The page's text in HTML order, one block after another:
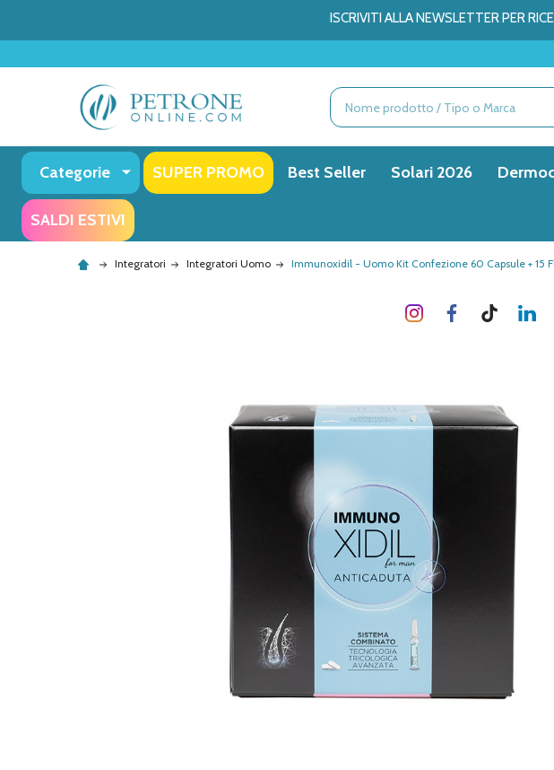
ISCRIVITI ALLA NEWSLETTER PER
Ricerca
Categorie SUPER PROMO Best Seller Solari 2026
SALDI ESTIVI
Integratori Integratori Uomo Immunoxidil - Uomo Kit Confezione 60 Capsule + 15